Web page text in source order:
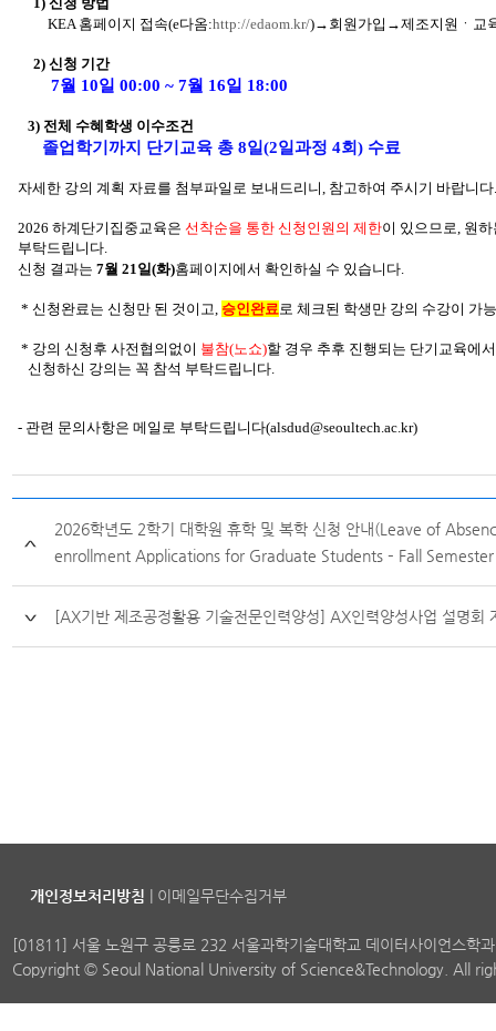
KEA 홈페이지 접속(e다옴:http://edaom.kr/)→회원가입→제조지원ㆍ교
2) 신청 기간
7월 10일 00:00 ~ 7월 16일 18:00
3) 전체 수혜학생 이수조건
졸업학기까지 단기교육 총 8일(2일과정 4회) 수료
자세한 강의 계획 자료를 첨부파일로 보내드리니, 참고하여 주시기 바랍니다
2026 하계단기집중교육은선착순을 통한 신청인원의 제한이 있으므로, 원
부탁드립니다.
신청 결과는7월 21일(화)홈페이지에서 확인하실 수 있습니다.
* 신청완료는 신청만 된 것이고, 승인완료 로 체크된 학생만 강의 수강이 가
* 강의 신청후 사전협의없이 불참(노쇼)할 경우 추후 진행되는 단기교육에
신청하신 강의는 꼭 참석 부탁드립니다.
- 관련 문의사항은 메일로 부탁드립니다(alsdud@seoultech.ac.kr)
2026학년도 2학기 대학원 휴학 및 복학 신청 안내(Leave of
enrollment Applications for Graduate Students – Fall
[AX기반 제조공정활용 기술전문인력양성] AX인력양성사업 설명회
개인정보처리방침 이메일무단수집거부
[01811] 서울 노원구 공릉로 232 서울과학기술대학교 데이터사이언스학과
Copyright © Seoul National University of Science&Technology. All